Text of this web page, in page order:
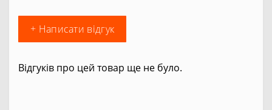
+ Написати відгук
Відгуків про цей товар ще не було.